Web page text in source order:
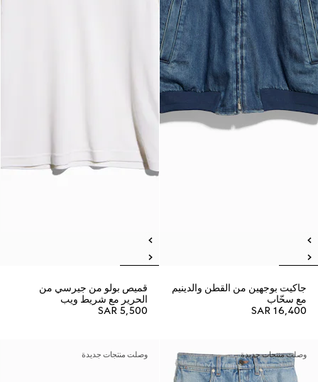
جاكيت بوجهين من القطن والدينيم
مع سحّاب
SAR 16,400
قميص بولو من جيرسي من
الحرير مع شريط ويب
SAR 5,500
وصلت منتجات جديدة وصلت منتجات جديدة